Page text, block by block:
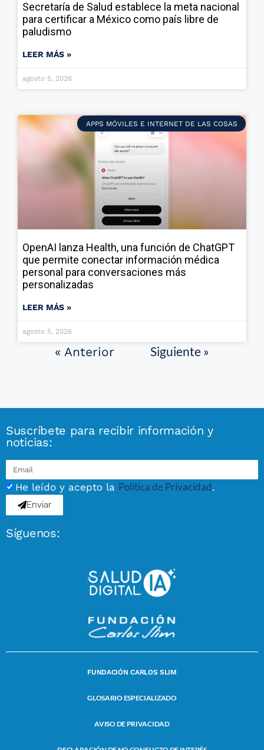
Secretaría de Salud establece la meta nacional
para certificar a México como país libre de
paludismo
LEER MÁS »
agosto 5, 2026
APPS MÓVILES E INTERNET DE LAS COSAS
OpenAI lanza Health, una función de ChatGPT
que permite conectar información médica
personal para conversaciones más
personalizadas
LEER MÁS »
agosto 5, 2026
« Anterior Siguiente »
Suscríbete para recibir información y
noticias:
He leído y acepto la Política de Privacidad.
Enviar
Síguenos:
FUNDACIÓN CARLOS SLIM
GLOSARIO ESPECIALIZADO
AVISO DE PRIVACIDAD